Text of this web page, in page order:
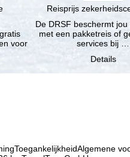
voor
Reisprijs
De DRSF beschermt
met een pakketreis of gekoppelde
services bij …
Details
ToegankelijkheidAlgemene